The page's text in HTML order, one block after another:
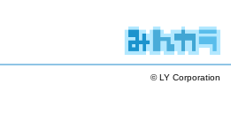
© LY Corporation